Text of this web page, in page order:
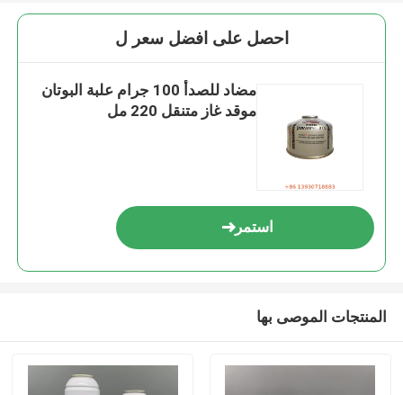
احصل على افضل سعر ل
مضاد للصدأ 100 جرام علبة البوتان
موقد غاز متنقل 220 مل
استمر
المنتجات الموصى بها